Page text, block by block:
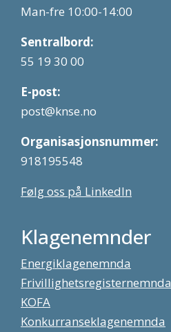
Man-fre 10:00-14:00
Sentralbord:
55 19 30 00
E-post:
post@knse.no
Organisasjonsnummer:
918195548
Følg oss på LinkedIn
Klagenemnder
Energiklagenemnda
Frivillighetsregisternemnda
KOFA
Konkurranseklagenemnda